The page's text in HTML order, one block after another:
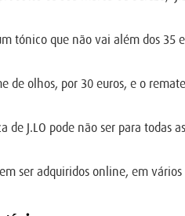
tónico que não vai além dos 35
de olhos, por 30 euros, e o
de J.LO pode não ser para todas
ser adquiridos online, em